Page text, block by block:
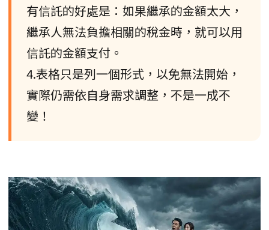
有信託的好處是：如果繼承的金額太大，
繼承人無法負擔相關的稅金時，就可以用
信託的金額支付。
4.表格只是列一個形式，以免無法開始，
實際仍需依自身需求調整，不是一成不
變！